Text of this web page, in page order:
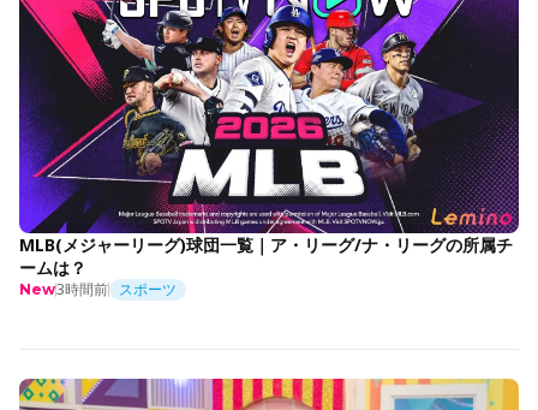
MLB(メジャーリーグ)球団一覧｜ア・リーグ/ナ・リーグの所属チ
ームは？
New3時間前 スポーツ